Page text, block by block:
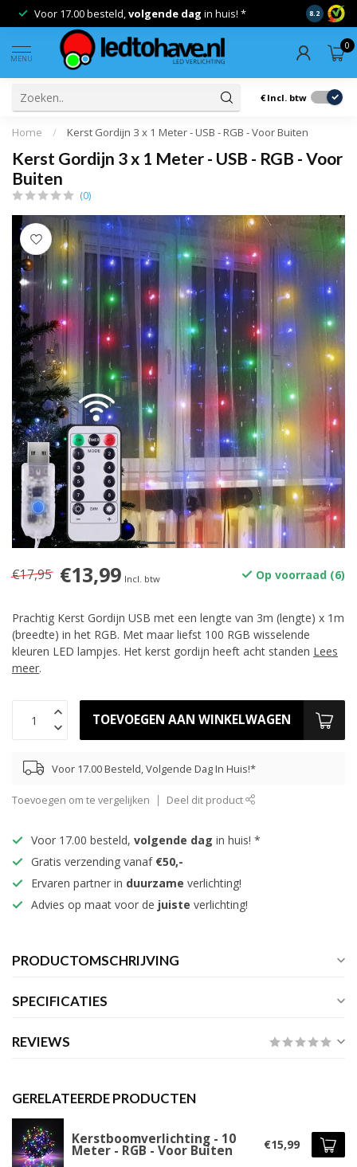
Voor 17.00 besteld,volgende dag in huis! * Gratis
8.2
MENU
0
€ Incl. btw
Home / Kerst Gordijn 3 x 1 Meter - USB - RGB - Voor Buiten
Kerst Gordijn 3 x 1 Meter - USB - RGB - Voor
Buiten
(0)
€17,95 €13,99 Incl. btw Op voorraad (6)
Prachtig Kerst Gordijn USB met een lengte van 3m (lengte) x 1m
(breedte) in het RGB. Met maar liefst 100 RGB wisselende
kleuren LED lampjes. Het kerst gordijn heeft acht standen Lees
meer.
TOEVOEGEN AAN WINKELWAGEN
Voor 17.00 Besteld, Volgende Dag In Huis!*
Toevoegen om te vergelijken Deel dit product
Voor 17.00 besteld, volgende dag in huis! *
Gratis verzending vanaf €50,-
Ervaren partner in duurzame verlichting!
Advies op maat voor de juiste verlichting!
PRODUCTOMSCHRIJVING
SPECIFICATIES
REVIEWS
GERELATEERDE PRODUCTEN
Kerstboomverlichting - 10
Meter - RGB - Voor Buiten €15,99